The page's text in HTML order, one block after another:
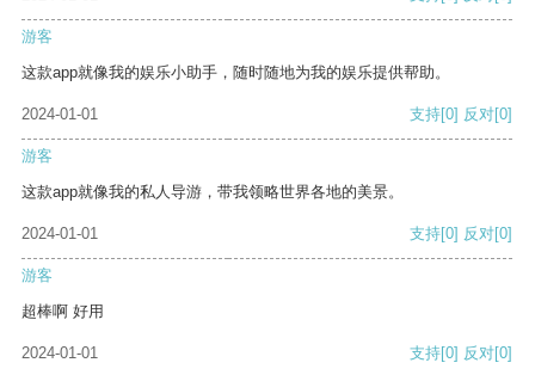
游客
这款app就像我的娱乐小助手，随时随地为我的娱乐提供帮助。
2024-01-01 支持[0] 反对[0]
游客
这款app就像我的私人导游，带我领略世界各地的美景。
2024-01-01 支持[0] 反对[0]
游客
超棒啊 好用
2024-01-01 支持[0] 反对[0]